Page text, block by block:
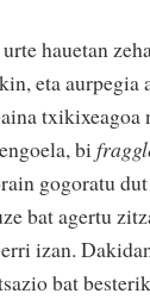
hauetan
eta
txikixeagoa
bi
gogoratu
bat agertu
izan.
bat